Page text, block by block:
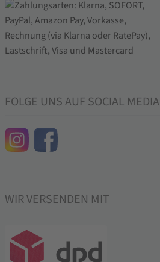
FOLGE UNS AUF SOCIAL MEDIA
WIR VERSENDEN MIT